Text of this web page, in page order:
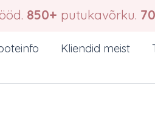
850+ putukavõrku.
Kliendid meist